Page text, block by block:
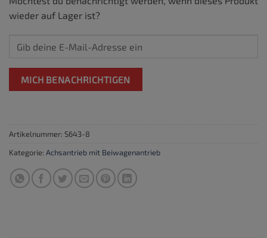
wieder auf Lager ist?
MICH BENACHRICHTIGEN
Artikelnummer: S643-8
Kategorie: Achsantrieb mit Beiwagenantrieb